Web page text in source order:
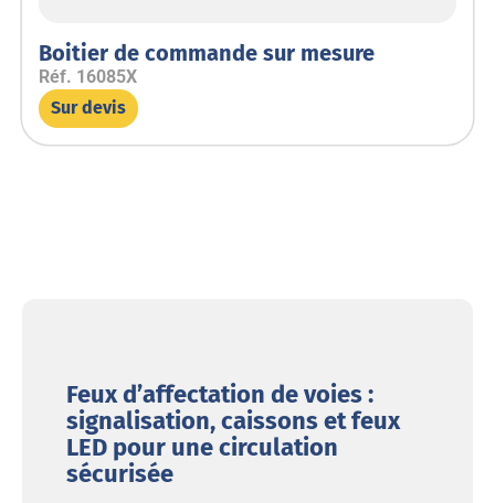
Boitier de commande sur mesure
Réf. 16085X
Sur devis
Feux d’affectation de voies :
signalisation, caissons et feux
LED pour une circulation
sécurisée